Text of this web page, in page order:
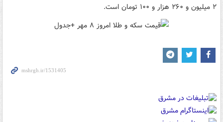
۲ میلیون و ۲۶۰ هزار و ۱۰۰ تومان است.